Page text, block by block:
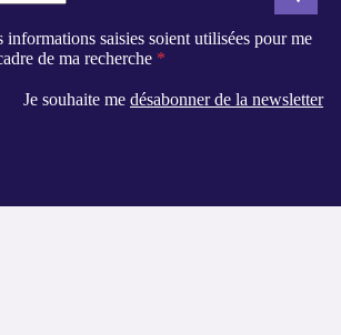
informations saisies soient utilisées pour me
de ma recherche
Je souhaite me désabonner de la newsletter